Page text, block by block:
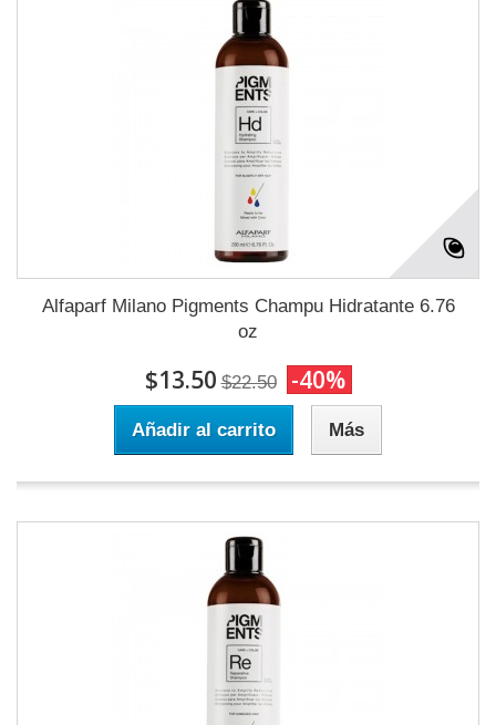
Alfaparf Milano Pigments Champu Hidratante 6.76
oz
$13.50 $22.50 -40%
Añadir al carrito Más